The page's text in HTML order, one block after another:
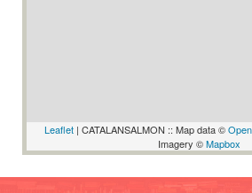
Leaflet | CATALANSALMON :: Map data ©
Imagery ©Mapbox